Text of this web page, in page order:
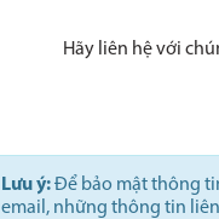
Hãy liên hệ với
Lưu ý:Để bảo mật thông
email, những thông tin